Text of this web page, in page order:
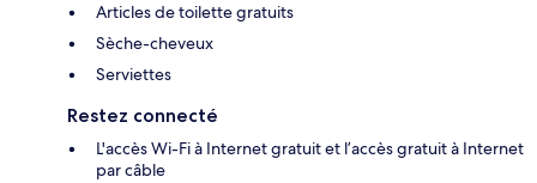
Articles de toilette gratuits
Sèche-cheveux
Serviettes
Restez connecté
L'accès Wi-Fi à Internet gratuit et l’accès gratuit à Internet
par câble